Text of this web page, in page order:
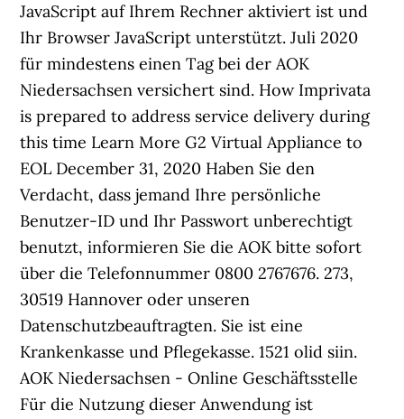
JavaScript auf Ihrem Rechner aktiviert ist und
Ihr Browser JavaScript unterstützt. Juli 2020
für mindestens einen Tag bei der AOK
Niedersachsen versichert sind. How Imprivata
is prepared to address service delivery during
this time Learn More G2 Virtual Appliance to
EOL December 31, 2020 Haben Sie den
Verdacht, dass jemand Ihre persönliche
Benutzer-ID und Ihr Passwort unberechtigt
benutzt, informieren Sie die AOK bitte sofort
über die Telefonnummer 0800 2767676. 273,
30519 Hannover oder unseren
Datenschutzbeauftragten. Sie ist eine
Krankenkasse und Pflegekasse. 1521 olid siin.
AOK Niedersachsen - Online Geschäftsstelle
Für die Nutzung dieser Anwendung ist